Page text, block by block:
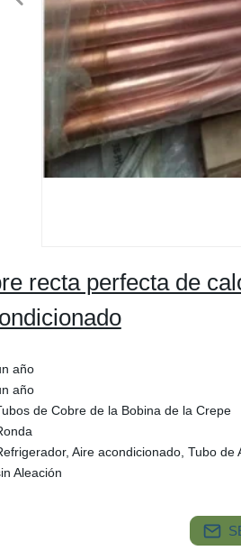
recta perfecta de
año
año
de Cobre de la Bobina de la Crepe
Aire acondicionado, Tubo
Aleación